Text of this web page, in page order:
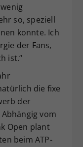
so, speziell
konnte. Ich
der Fans,
ist.“
die fixe
der
vom
Open plant
beim ATP-